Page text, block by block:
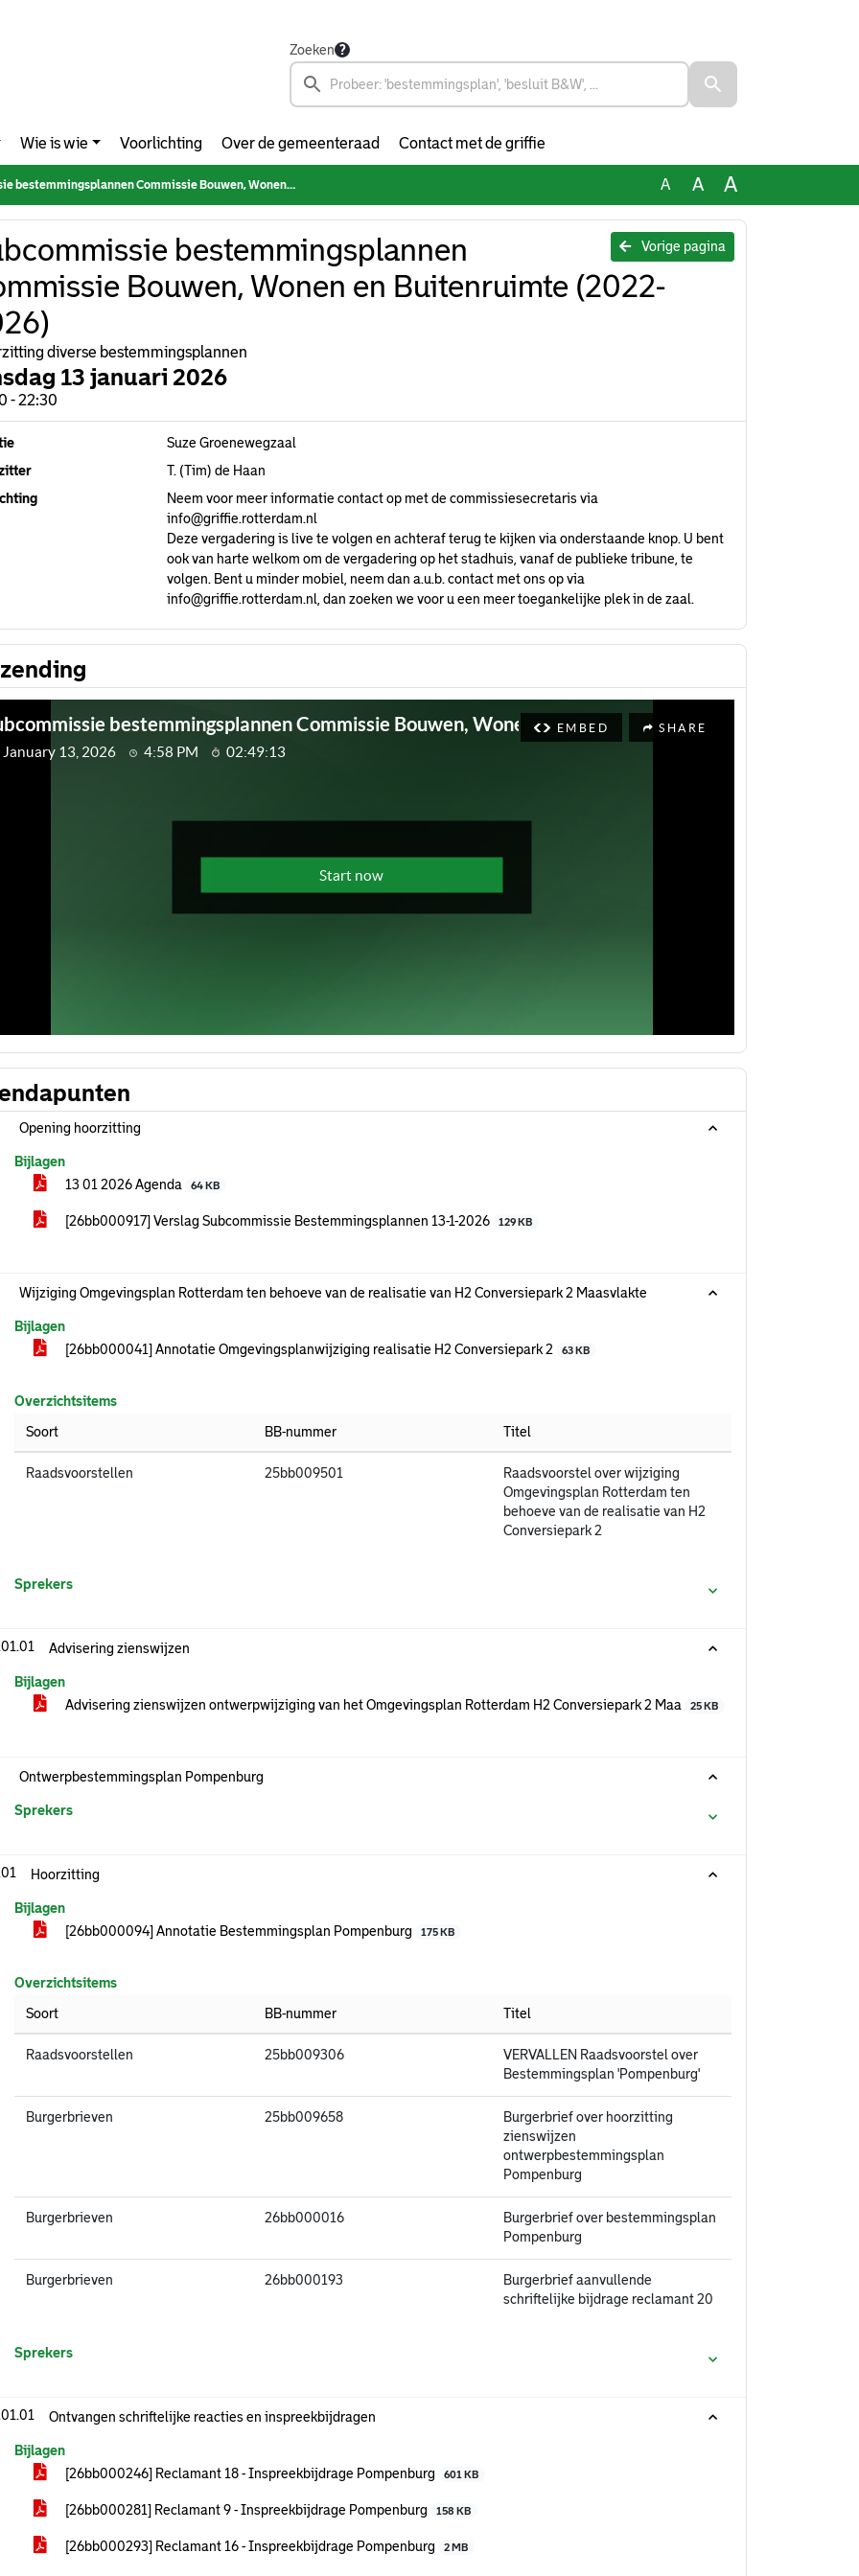
Zoeken
Wie is wie Voorlichting Over de gemeenteraad Contact met de griffie
Commissie Bouwen, Wonen en Buitenruimte (2022-2026) A A A
Vorige pagina
bestemmingsplannen
Bouwen, Wonen en Buitenruimte (2022-
diverse bestemmingsplannen
13 januari 2026
- 22:30
Suze Groenewegzaal
T. (Tim) de Haan
Neem voor meer informatie contact op met de commissiesecretaris via
info@griffie.rotterdam.nl
Deze vergadering is live te volgen en achteraf terug te kijken via onderstaande knop. U bent
ook van harte welkom om de vergadering op het stadhuis, vanaf de publieke tribune, te
volgen. Bent u minder mobiel, neem dan a.u.b. contact met ons op via
info@griffie.rotterdam.nl , dan zoeken we voor u een meer toegankelijke plek in de zaal.
Opening hoorzitting
Bijlagen
13 01 2026 Agenda
64 KB
[26bb000917] Verslag Subcommissie Bestemmingsplannen 13-1-2026 129 KB
Wijziging Omgevingsplan Rotterdam ten behoeve van de realisatie van H2 Conversiepark 2 Maasvlakte
Bijlagen
[26bb000041] Annotatie Omgevingsplanwijziging realisatie H2 Conversiepark 2
63 KB
Overzichtsitems
Soort
BB-nummer Titel
Raadsvoorstellen 25bb009501
Raadsvoorstel over wijziging
Omgevingsplan Rotterdam ten
behoeve van de realisatie van H2
Conversiepark 2
Sprekers
Advisering zienswijzen
Bijlagen
Advisering zienswijzen ontwerpwijziging van het Omgevingsplan Rotterdam H2 Conversiepark 2 Maa
25 KB
Ontwerpbestemmingsplan Pompenburg
Sprekers
Hoorzitting
Bijlagen
[26bb000094] Annotatie Bestemmingsplan Pompenburg
175 KB
Overzichtsitems
Soort
BB-nummer Titel
Raadsvoorstellen 25bb009306
VERVALLEN Raadsvoorstel over
Bestemmingsplan 'Pompenburg'
Burgerbrieven 25bb009658
Burgerbrief over hoorzitting
zienswijzen
ontwerpbestemmingsplan
Pompenburg
Burgerbrieven 26bb000016
Burgerbrief over bestemmingsplan
Pompenburg
Burgerbrieven 26bb000193
Burgerbrief aanvullende
schriftelijke bijdrage reclamant 20
Sprekers
Ontvangen schriftelijke reacties en inspreekbijdragen
Bijlagen
[26bb000246] Reclamant 18 - Inspreekbijdrage Pompenburg
601 KB
[26bb000281] Reclamant 9 - Inspreekbijdrage Pompenburg 158 KB
[26bb000293] Reclamant 16 - Inspreekbijdrage Pompenburg 2 MB